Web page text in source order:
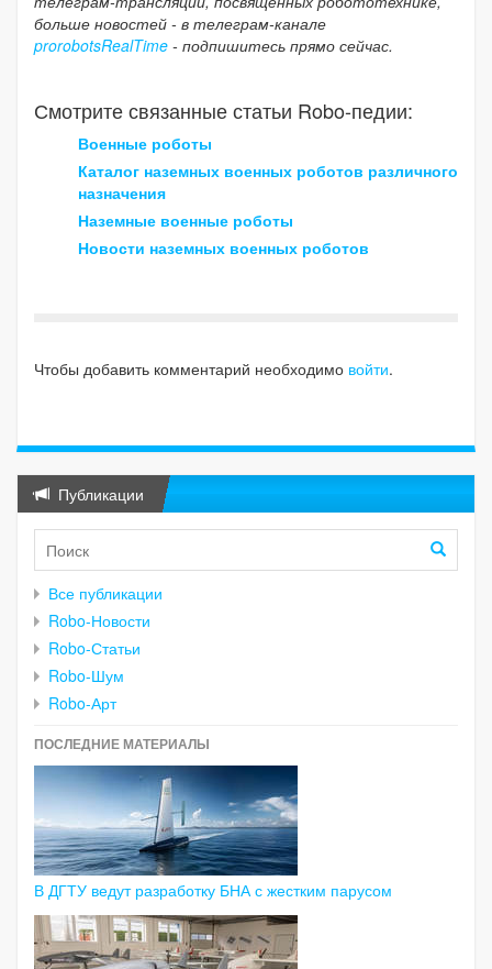
больше новостей - в телеграм-канале
prorobotsRealTime - подпишитесь прямо сейчас.
Смотрите связанные статьи Robo-педии:
Военные роботы
Каталог наземных военных роботов различного
назначения
Наземные военные роботы
Новости наземных военных роботов
Чтобы добавить комментарий необходимо войти.
Публикации
Все публикации
Robo-Новости
Robo-Статьи
Robo-Шум
Robo-Арт
ПОСЛЕДНИЕ МАТЕРИАЛЫ
В ДГТУ ведут разработку БНА с жестким парусом